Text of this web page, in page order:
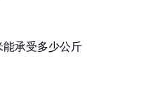
能承受多少公斤